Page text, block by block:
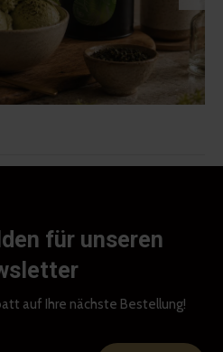
für unseren
auf Ihre nächste Bestellung!